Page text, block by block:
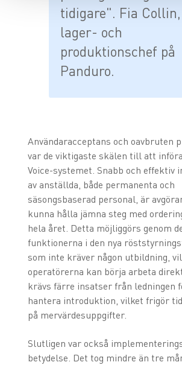
tidigare". Fia Collin,
lager- och
produktionschef på
Panduro.
Användaracceptans och oavbruten
var de viktigaste skälen till att
Voice-systemet. Snabb och effektiv
av anställda, både permanenta och
säsongsbaserad personal, är
kunna hålla jämna steg med
hela året. Detta möjliggörs genom
funktionerna i den nya
som inte kräver någon utbildning,
operatörerna kan börja arbeta
krävs färre insatser från ledningen
hantera introduktion, vilket frigör
på mervärdesuppgifter.
Slutligen var också
betydelse. Det tog mindre än tre